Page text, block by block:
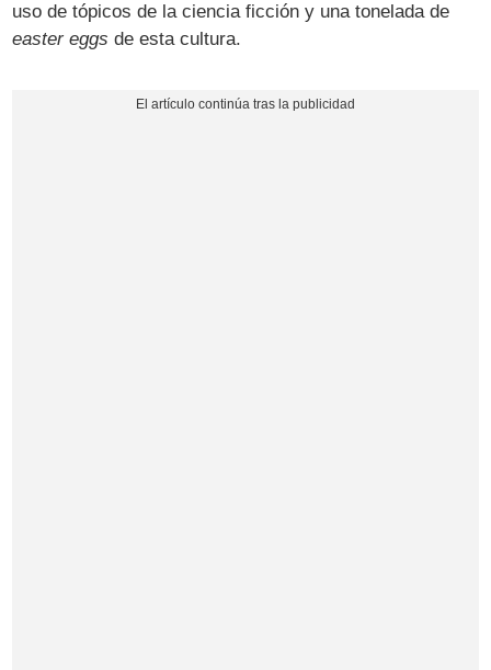
uso de tópicos de la ciencia ficción y una tonelada de
easter eggs de esta cultura.